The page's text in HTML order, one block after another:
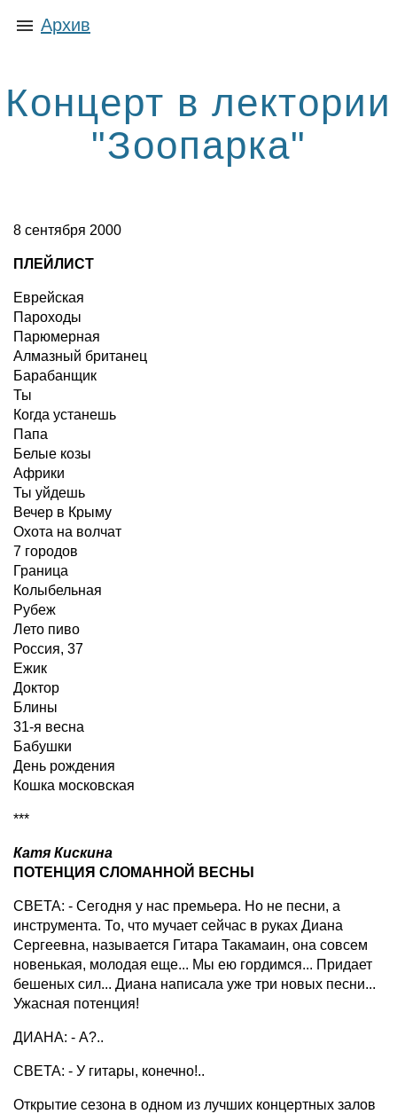
Архив
Концерт в лектории
"Зоопарка"
8 сентября 2000
ПЛЕЙЛИСТ
Еврейская
Пароходы
Парюмерная
Алмазный британец
Барабанщик
Ты
Когда устанешь
Папа
Белые козы
Африки
Ты уйдешь
Вечер в Крыму
Охота на волчат
7 городов
Граница
Колыбельная
Рубеж
Лето пиво
Россия, 37
Ежик
Доктор
Блины
31-я весна
Бабушки
День рождения
Кошка московская
***
Катя Кискина
ПОТЕНЦИЯ СЛОМАННОЙ ВЕСНЫ
СВЕТА: - Сегодня у нас премьера. Но не песни, а
инструмента. То, что мучает сейчас в руках Диана
Сергеевна, называется Гитара Такамаин, она совсем
новенькая, молодая еще... Мы ею гордимся... Придает
бешеных сил... Диана написала уже три новых песни...
Ужасная потенция!
ДИАНА: - А?..
СВЕТА: - У гитары, конечно!..
Открытие сезона в одном из лучших концертных залов